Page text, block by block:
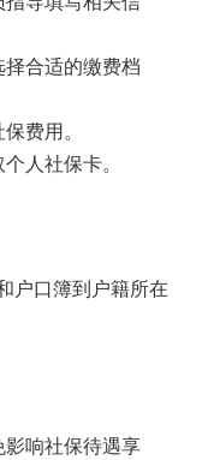
合适的缴费档
费用。
人社保卡。
户口簿到户籍所在
响社保待遇享